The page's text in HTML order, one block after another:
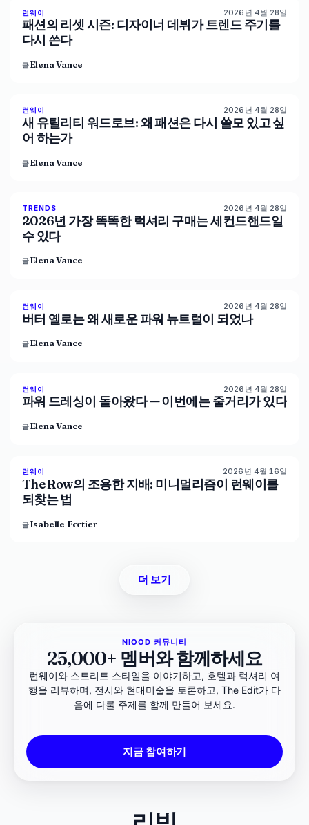
88% 72
런웨이 2026년 4월 28일
패션의 리셋 시즌: 디자이너 데뷔가 트렌드 주기를
다시 쓴다
글Elena Vance
87% 67
런웨이 2026년 4월 28일
새 유틸리티 워드로브: 왜 패션은 다시 쓸모 있고 싶
어 하는가
글Elena Vance
89% 77
TRENDS 2026년 4월 28일
2026년 가장 똑똑한 럭셔리 구매는 세컨드핸드일
수 있다
글Elena Vance
86% 60
런웨이 2026년 4월 28일
버터 옐로는 왜 새로운 파워 뉴트럴이 되었나
글Elena Vance
86% 62
런웨이 2026년 4월 28일
파워 드레싱이 돌아왔다 — 이번에는 줄거리가 있다
글Elena Vance
93% 68
런웨이 2026년 4월 16일
The Row의 조용한 지배: 미니멀리즘이 런웨이를
되찾는 법
글Isabelle Fortier
더 보기
NIOOD 커뮤니티
25,000+ 멤버와 함께하세요
런웨이와 스트리트 스타일을 이야기하고, 호텔과 럭셔리 여
행을 리뷰하며, 전시와 현대미술을 토론하고, The Edit가 다
음에 다룰 주제를 함께 만들어 보세요.
지금 참여하기